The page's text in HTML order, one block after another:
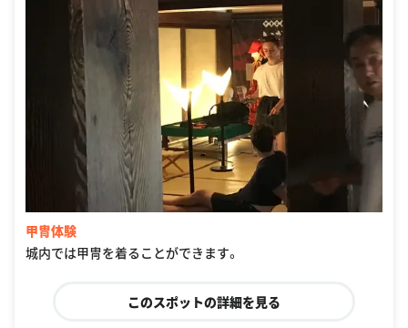
甲冑体験
城内では甲冑を着ることができます。
このスポットの詳細を見る